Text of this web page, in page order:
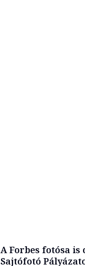
A Forbes fotósa
Sajtófotó